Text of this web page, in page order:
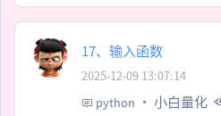
17、输入函数
2025-12-09 13:07:14
python · 小白量化